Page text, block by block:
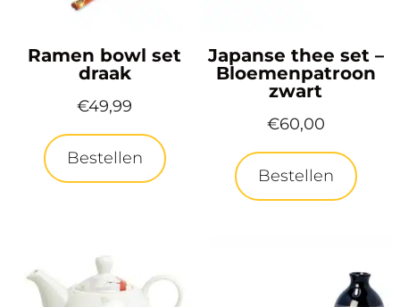
Ramen bowl set
draak
€49,99
Bestellen
Japanse thee set –
Bloemenpatroon
zwart
€60,00
Bestellen